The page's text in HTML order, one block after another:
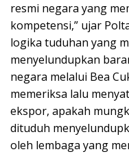
resmi negara yang
kompetensi,” ujar
logika tuduhan yang
menyelundupkan
negara melalui Bea
memeriksa lalu
ekspor, apakah
dituduh
oleh lembaga yang